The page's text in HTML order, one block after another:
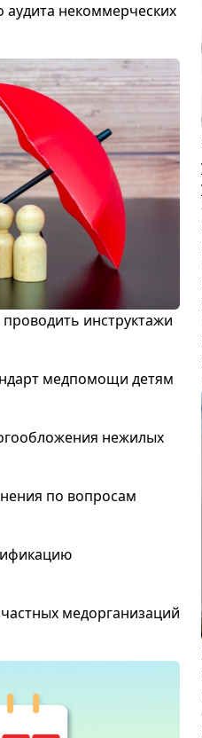
некоммерческих
инструктажи
медпомощи детям
нежилых
по вопросам
медорганизаций